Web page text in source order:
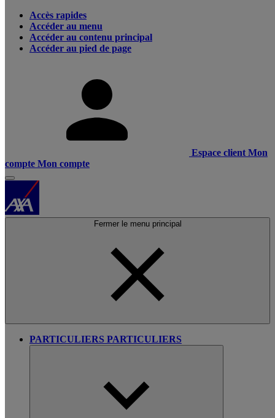
Accès rapides
Accéder au menu
Accéder au contenu principal
Accéder au pied de page
Espace client Mon
compte Mon compte
Fermer le menu principal
PARTICULIERS PARTICULIERS